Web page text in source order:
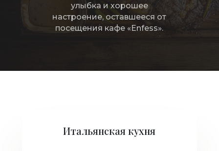
улыбка и хорошее
настроение, оставшееся от
посещения кафе «Enfess».
Итальянская кухня